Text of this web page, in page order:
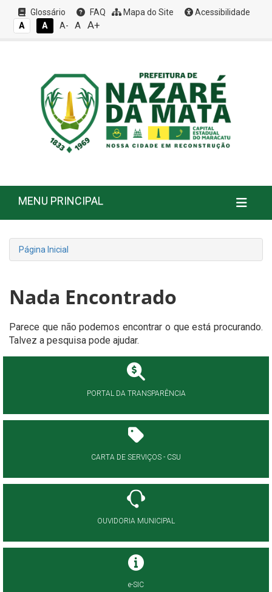
Glossário FAQ Mapa do Site
Acessibilidade
A
A A- A A+
MENU PRINCIPAL
Página Inicial
Nada Encontrado
Parece que não podemos encontrar o que está procurando.
Talvez a pesquisa pode ajudar.
PORTAL DA TRANSPARÊNCIA
CARTA DE SERVIÇOS - CSU
OUVIDORIA MUNICIPAL
e-SIC